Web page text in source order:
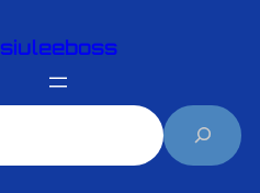
siuleeboss